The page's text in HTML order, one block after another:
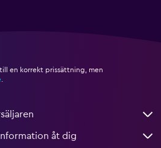
en korrekt prissättning, men
åt dig